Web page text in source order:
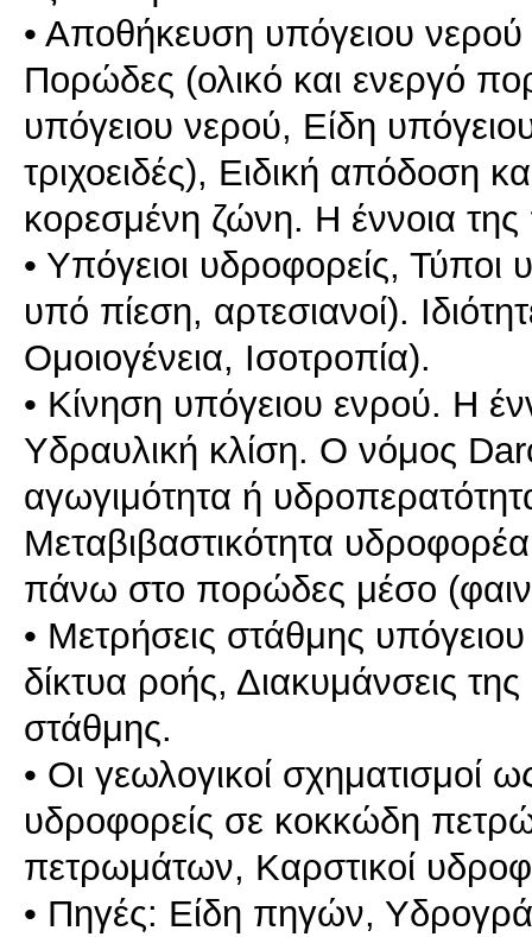
• Aπoθήκευση υπόγειoυ
Πορώδες (ολικό και ενεργό
υπόγειoυ νερoύ, Είδη
τριχοειδές), Ειδική απόδοση
κορεσμένη ζώνη. Η έννοια της
• Υπόγειοι υδροφορείς,
υπό πίεση, αρτεσιανοί).
Ομοιογένεια, Ισοτροπία).
• Κίνηση υπόγειου ενρού. Η
Υδραυλική κλίση. Ο νόμoς
αγωγιμότητα ή
Μεταβιβαστικότητα
πάνω στo πoρώδες μέσo
• Μετρήσεις στάθμης υπόγειου
δίκτυα ροής, Διακυμάνσεις
στάθμης.
• Οι γεωλογικοί σχηματισμοί
υδροφορείς σε κοκκώδη
πετρωμάτων, Καρστικοί
• Πηγές: Είδη πηγών,